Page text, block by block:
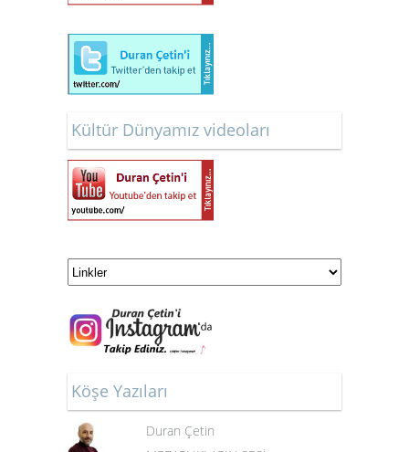
Kültür Dünyamız videoları
Köşe Yazıları
Duran Çetin